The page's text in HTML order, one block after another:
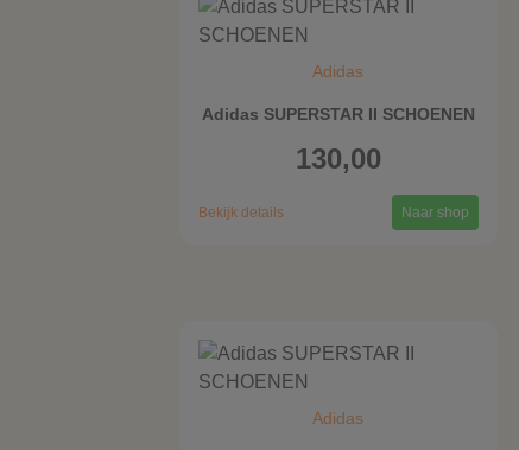
Adidas
Adidas SUPERSTAR II SCHOENEN
130,00
Bekijk details Naar shop
Adidas